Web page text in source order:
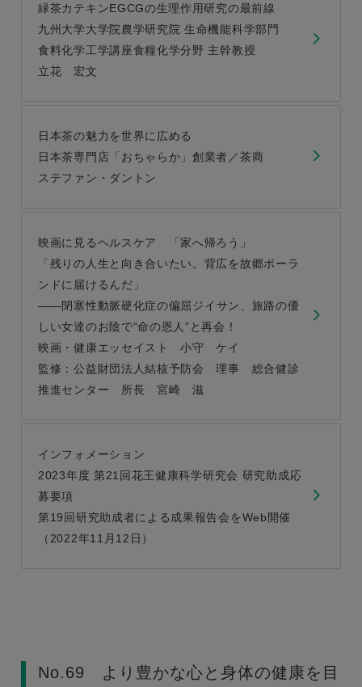
緑茶カテキンEGCGの生理作用研究の最前線
九州大学大学院農学研究院 生命機能科学部門
食料化学工学講座食糧化学分野 主幹教授
立花 宏文
日本茶の魅力を世界に広める
日本茶専門店「おちゃらか」創業者／茶商
ステファン・ダントン
映画に見るヘルスケア 「家へ帰ろう」
「残りの人生と向き合いたい。背広を故郷ポーラ
ンドに届けるんだ」
閉塞性動脈硬化症の偏屈ジイサン、旅路の優
しい女達のお陰で“命の恩人”と再会！
映画・健康エッセイスト 小守 ケイ
監修：公益財団法人結核予防会 理事 総合健診
推進センター 所長 宮崎 滋
インフォメーション
2023年度 第21回花王健康科学研究会 研究助成応
募要項
第19回研究助成者による成果報告会をWeb開催
（2022年11月12日）
No.69 より豊かな心と身体の健康を目